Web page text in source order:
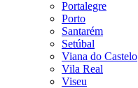
Portalegre
Porto
Santarém
Setúbal
Viana do Castelo
Vila Real
Viseu